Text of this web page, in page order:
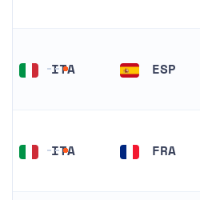
ITA ESP
ITA FRA